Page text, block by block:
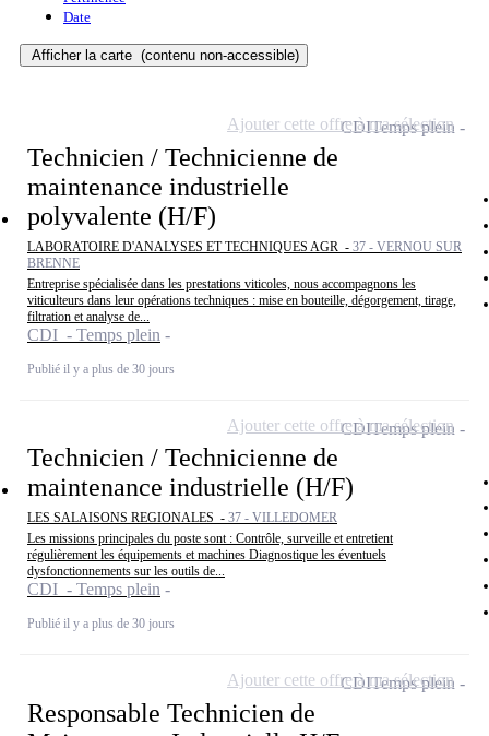
Date
Afficher la carte (contenu non-accessible)
Technicien / Technicienne de
maintenance industrielle
polyvalente (H/F)
LABORATOIRE D'ANALYSES ET TECHNIQUES AGR - 37 - VERNOU SUR
BRENNE
Entreprise spécialisée dans les prestations viticoles, nous accompagnons les
viticulteurs dans leur opérations techniques : mise en bouteille, dégorgement, tirage,
filtration et analyse de...
CDI - Temps plein
Publié il y a plus de 30 jours
CDITemps plein
Ajouter cette offre à ma sélection
Technicien / Technicienne de
maintenance industrielle (H/F)
LES SALAISONS REGIONALES - 37 - VILLEDOMER
Les missions principales du poste sont : Contrôle, surveille et entretient
régulièrement les équipements et machines Diagnostique les éventuels
dysfonctionnements sur les outils de...
CDI - Temps plein
Publié il y a plus de 30 jours
CDITemps plein
Ajouter cette offre à ma sélection
Responsable Technicien de
CDITemps plein
Ajouter cette offre à ma sélection